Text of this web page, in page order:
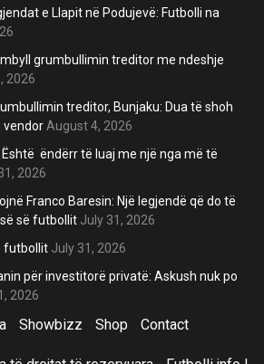
e Llapit në Podujevë: Futbolli na
grumbullimin treditor me ndeshje
2026
treditor, Bunjaku: Dua të shoh
vendor August 4, 2026
ëndërr të luaj me një nga më të
2026
Franco Baresin: Një legjendë që do të
së futbollit July 31, 2026
futbollit July 31, 2026
për investitorë privatë: Askush nuk po
2026
Showbizz Shop Contact